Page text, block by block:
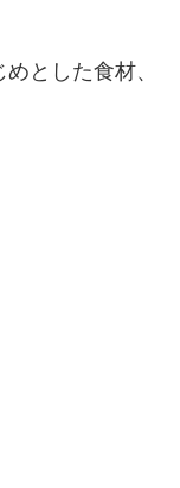
とした食材、